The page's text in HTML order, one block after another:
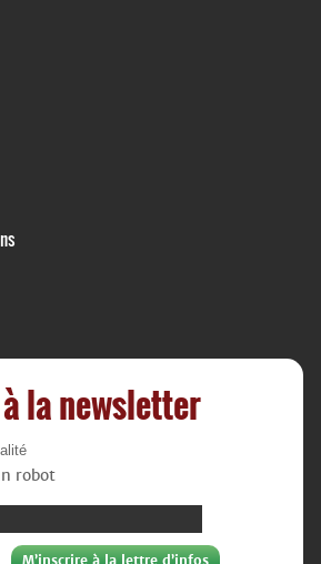
la newsletter
robot